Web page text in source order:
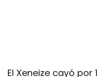
El Xeneize cayó